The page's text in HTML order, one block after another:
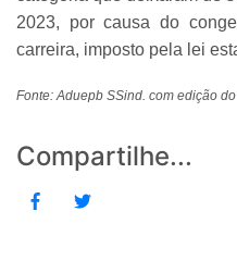
2023, por causa do
carreira, imposto pela lei
Fonte: Aduepb SSind. com edição
Compartilhe...